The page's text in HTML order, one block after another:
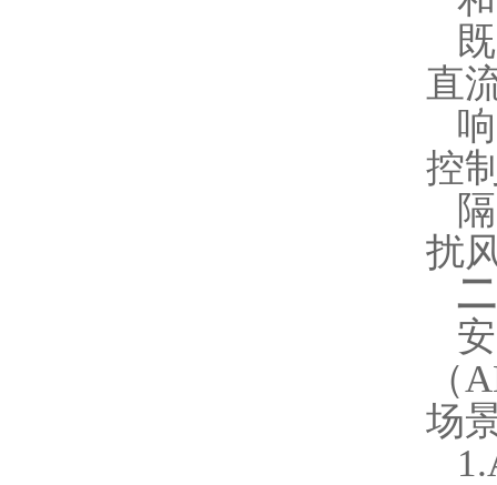
直
控
扰
（
场